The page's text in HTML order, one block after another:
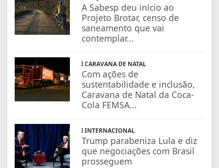
A Sabesp deu início ao
Projeto Brotar, censo de
saneamento que vai
contemplar...
CARAVANA DE NATAL
Com ações de
sustentabilidade e inclusão,
Caravana de Natal da Coca-
Cola FEMSA...
INTERNACIONAL
Trump parabeniza Lula e diz
que negociações com Brasil
prosseguem